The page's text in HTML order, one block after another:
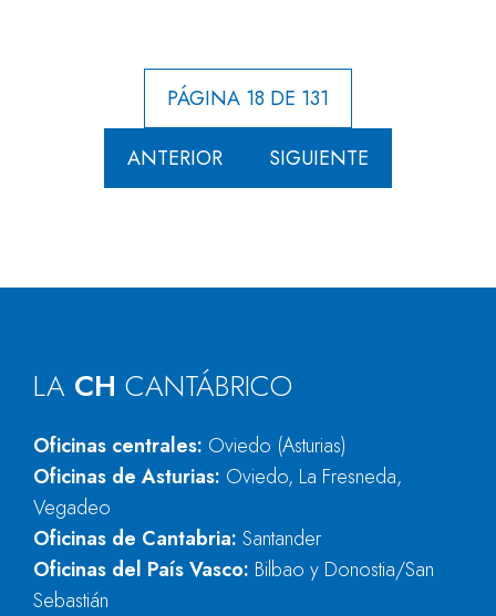
PÁGINA 18 DE 131
ANTERIOR SIGUIENTE
LA CH CANTÁBRICO
Oficinas centrales: Oviedo (Asturias)
Oficinas de Asturias: Oviedo, La Fresneda,
Vegadeo
Oficinas de Cantabria: Santander
Oficinas del País Vasco: Bilbao y Donostia/San
Sebastián